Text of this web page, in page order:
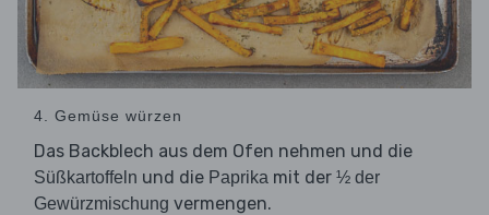
4. Gemüse würzen
Das Backblech aus dem Ofen nehmen und die
Süßkartoffeln und die Paprika mit der ½ der
Gewürzmischung vermengen.